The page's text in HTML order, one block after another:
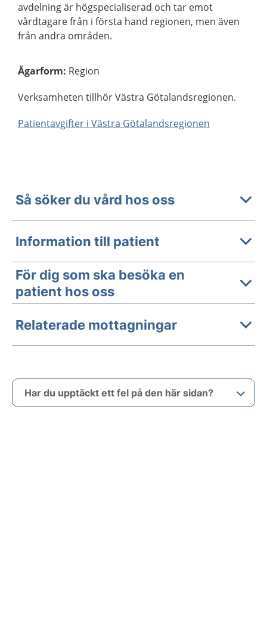
avdelning är högspecialiserad och tar emot
vårdtagare från i första hand regionen, men även
från andra områden.
Ägarform: Region
Verksamheten tillhör Västra Götalandsregionen.
Patientavgifter i Västra Götalandsregionen
Så söker du vård hos oss
Information till patient
För dig som ska besöka en
patient hos oss
Relaterade mottagningar
Har du upptäckt ett fel på den här sidan?